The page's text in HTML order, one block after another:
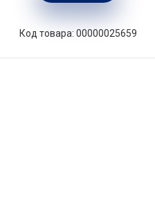
Код товара: 00000025659